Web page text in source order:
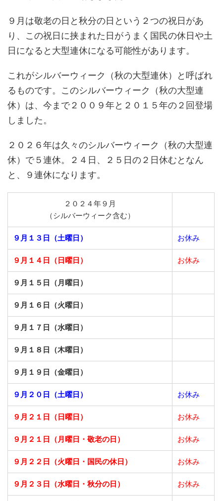
９月は敬老の日と秋分の日という２つの祝日があ
り、この祝日に挟まれた日がうまく国民の休日や土
日になると大型連休になる可能性があります。
これがシルバーウィーク（秋の大型連休）と呼ばれ
るものです。このシルバーウィーク（秋の大型連
休）は、今まで２００９年と２０１５年の２回登場
しました。
２０２６年は久々のシルバーウィーク（秋の大型連
休）で５連休。２４日、２５日の２日休むとなん
と、９連休になります。
２０２４年９月
（シルバーウィーク含む）
９月１３日（土曜日） お休み
９月１４日（日曜日） お休み
９月１５日（月曜日）
９月１６日（火曜日）
９月１７日（水曜日）
９月１８日（木曜日）
９月１９日（金曜日）
９月２０日（土曜日） お休み
９月２１日（日曜日） お休み
９月２１日（月曜日・敬老の日） お休み
９月２２日（火曜日・国民の休日） お休み
９月２３日（水曜日・秋分の日） お休み